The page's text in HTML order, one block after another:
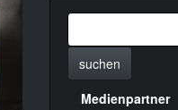
suchen
Medienpartner